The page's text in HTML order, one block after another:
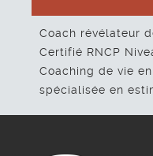
Coach révélateur
Certifié RNCP
Coaching de vie
spécialisée en